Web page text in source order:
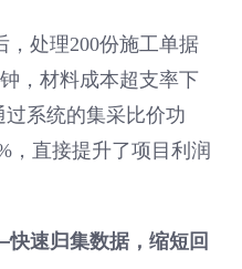
，处理200份施工单据
，材料成本超支率下
过系统的集采比价功
，直接提升了项目利润
速归集数据，缩短回